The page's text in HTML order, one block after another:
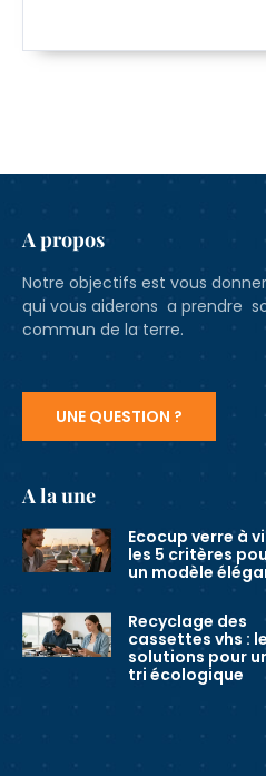
A propos
Notre objectifs est vous
qui vous aiderons a prendre
commun de la terre.
UNE QUESTION ?
A la une
Ecocup verre à
les 5 critères
un modèle
Recyclage des
cassettes vhs :
solutions pour
tri écologique